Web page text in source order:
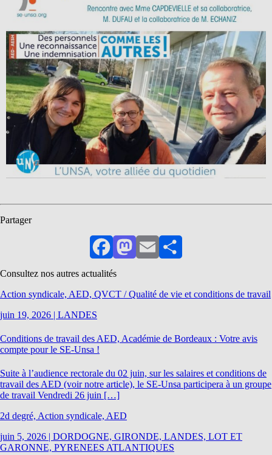
Partager
FacebookMastodon
EmailPartager
Consultez nos autres actualités
Action syndicale, AED, QVCT / Qualité de vie et conditions de travail
juin 19, 2026 | LANDES
Conditions de travail des AED, Académie de Bordeaux : Votre avis
compte pour le SE-Unsa !
Suite à l’audience rectorale du 02 juin, sur les salaires et conditions de
travail des AED (voir notre article), le SE-Unsa participera à un groupe
de travail Vendredi 26 juin […]
2d degré, Action syndicale, AED
juin 5, 2026 | DORDOGNE, GIRONDE, LANDES, LOT ET
GARONNE, PYRENEES ATLANTIQUES